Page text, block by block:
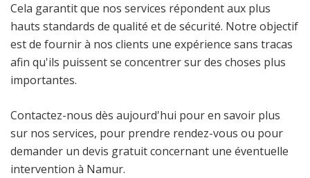
Cela garantit que nos services répondent aux plus
hauts standards de qualité et de sécurité. Notre objectif
est de fournir à nos clients une expérience sans tracas
afin qu'ils puissent se concentrer sur des choses plus
importantes.
Contactez-nous dès aujourd'hui pour en savoir plus
sur nos services, pour prendre rendez-vous ou pour
demander un devis gratuit concernant une éventuelle
intervention à Namur.